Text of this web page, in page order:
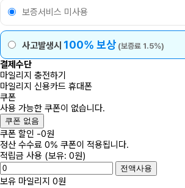
보증서비스 미사용
사고발생시 100% 보상 (보증료 1.5%)
결제수단
마일리지 충전하기
마일리지 신용카드 휴대폰
쿠폰
사용 가능한 쿠폰이 없습니다.
쿠폰 없음
쿠폰 할인 -0원
정산 수수료 0% 쿠폰이 적용됩니다.
적립금 사용 (보유: 0원)
전액사용
보유 마일리지 0원